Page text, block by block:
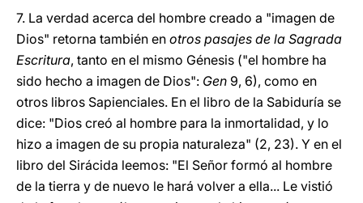
7. La verdad acerca del hombre creado a "imagen de
Dios" retorna también en otros pasajes de la Sagrada
Escritura, tanto en el mismo Génesis ("el hombre ha
sido hecho a imagen de Dios": Gen 9, 6), como en
otros libros Sapienciales. En el libro de la Sabiduría se
dice: "Dios creó al hombre para la inmortalidad, y lo
hizo a imagen de su propia naturaleza" (2, 23). Y en el
libro del Sirácida leemos: "El Señor formó al hombre
de la tierra y de nuevo le hará volver a ella... Le vistió